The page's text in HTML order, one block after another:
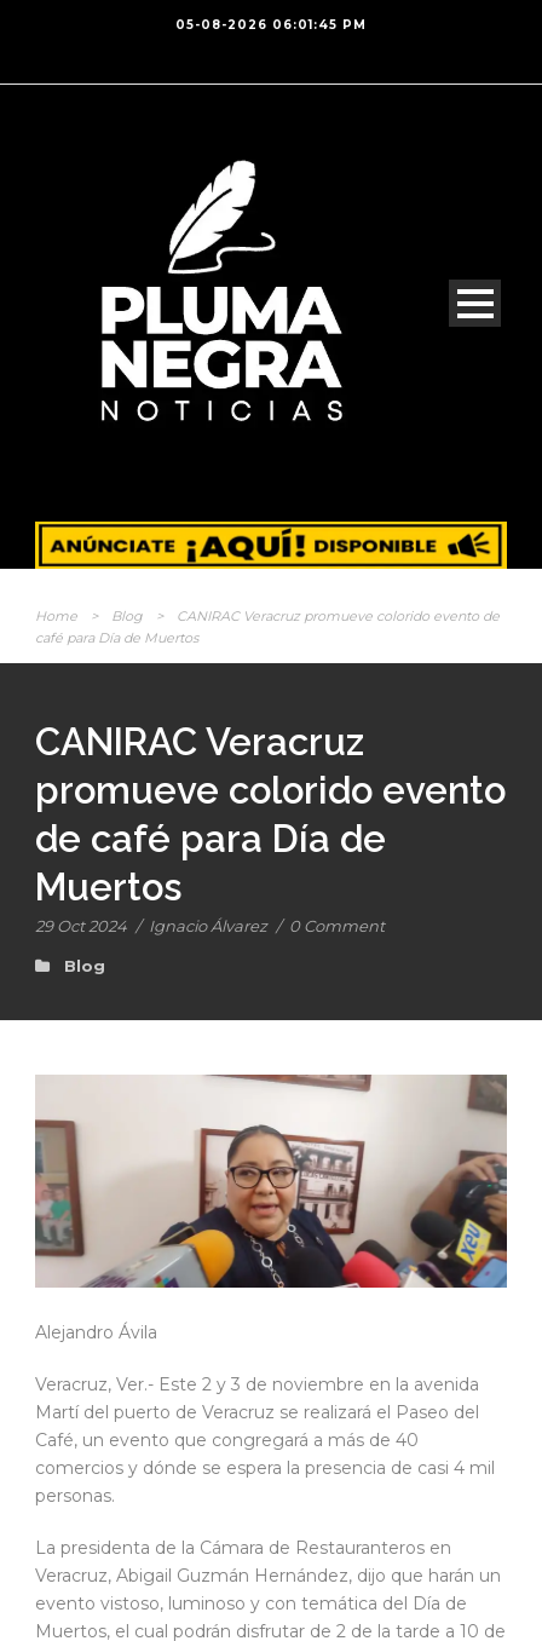
05-08-2026 06:01:45 PM
Home > Blog >
CANIRAC Veracruz promueve colorido evento de
café para Día de Muertos
CANIRAC Veracruz
promueve colorido evento
de café para Día de
Muertos
29 Oct 2024 / Ignacio Álvarez / 0 Comment
Blog
Alejandro Ávila
Veracruz, Ver.- Este 2 y 3 de noviembre en la avenida
Martí del puerto de Veracruz se realizará el Paseo del
Café, un evento que congregará a más de 40
comercios y dónde se espera la presencia de casi 4 mil
personas.
La presidenta de la Cámara de Restauranteros en
Veracruz, Abigail Guzmán Hernández, dijo que harán un
evento vistoso, luminoso y con temática del Día de
Muertos, el cual podrán disfrutar de 2 de la tarde a 10 de